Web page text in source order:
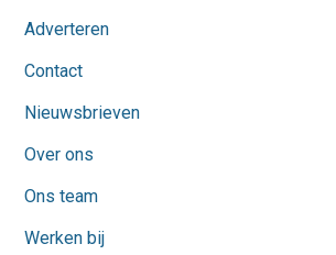
Adverteren
Contact
Nieuwsbrieven
Over ons
Ons team
Werken bij